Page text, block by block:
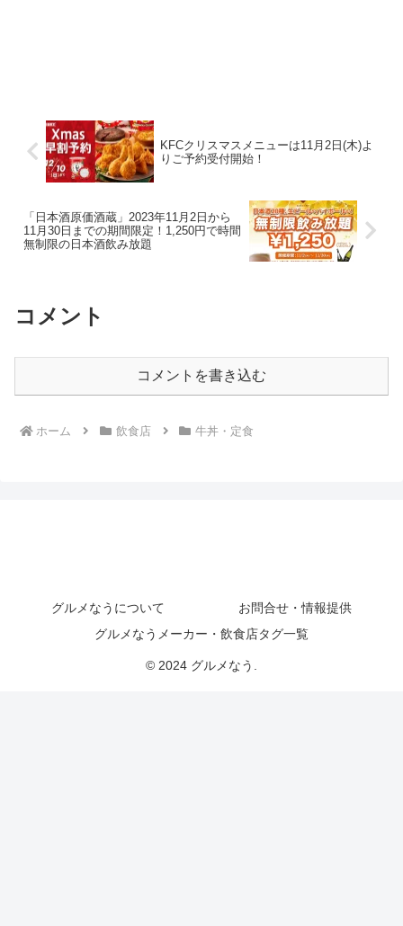
KFCクリスマスメニューは11月2日(木)よ
りご予約受付開始！
「日本酒原価酒蔵」2023年11月2日から
11月30日までの期間限定！1,250円で時間
無制限の日本酒飲み放題
コメント
コメントを書き込む
ホーム 飲食店 牛丼・定食
グルメなうについて
お問合せ・情報提供
グルメなうメーカー・飲食店タグ一覧
© 2024 グルメなう.